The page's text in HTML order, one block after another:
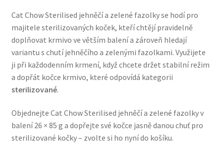
Wolf of Wilderness
Cat Chow Sterilised jehněčí a zelené fazolky se hodí pro
majitele sterilizovaných koček, kteří chtějí pravidelně
doplňovat krmivo ve větším balení a zároveň hledají
variantu s chutí jehněčího a zelenými fazolkami. Využijete
ji při každodenním krmení, když chcete držet stabilní režim
a dopřát kočce krmivo, které odpovídá kategorii
sterilizované.
Objednejte Cat Chow Sterilised jehněčí a zelené fazolky v
balení 26 × 85 g a dopřejte své kočce jasně danou chuť pro
sterilizované kočky – zvolte si ho nyní do košíku.